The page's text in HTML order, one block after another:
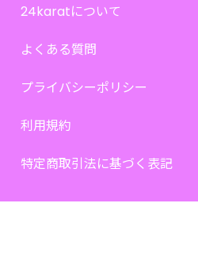
24karatについて
よくある質問
プライバシーポリシー
利用規約
特定商取引法に基づく表記